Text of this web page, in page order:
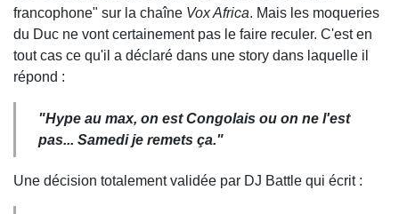
francophone" sur la chaîne Vox Africa. Mais les moqueries
du Duc ne vont certainement pas le faire reculer. C'est en
tout cas ce qu'il a déclaré dans une story dans laquelle il
répond :
"Hype au max, on est Congolais ou on ne l'est
pas... Samedi je remets ça."
Une décision totalement validée par DJ Battle qui écrit :